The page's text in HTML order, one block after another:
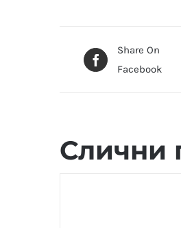
Share On
Facebook
Слични